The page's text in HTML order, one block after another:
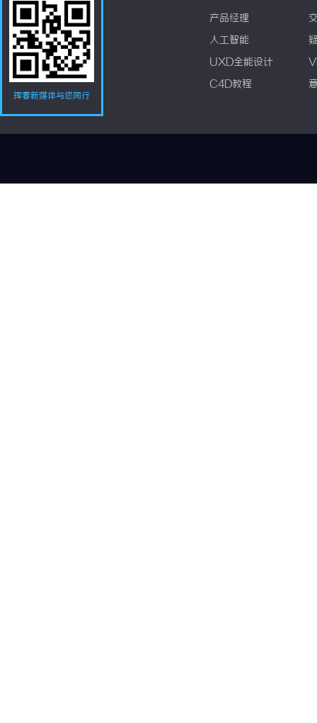
珲春新媒体与您同行
产品经理
人工智能
UXD全能设计
C4D教程